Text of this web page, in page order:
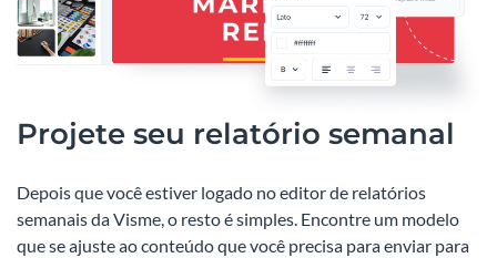
Projete seu relatório semanal
Depois que você estiver logado no editor de relatórios
semanais da Visme, o resto é simples. Encontre um modelo
que se ajuste ao conteúdo que você precisa para enviar para